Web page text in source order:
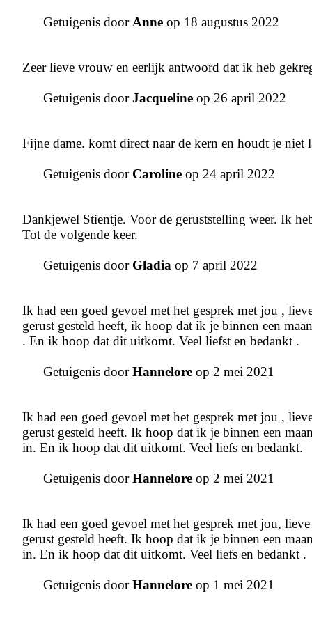
Getuigenis doorAnne op 18 augustus 2022
Zeer lieve vrouw en eerlijk antwoord dat ik heb
Getuigenis doorJacqueline op 26 april 2022
Fijne dame. komt direct naar de kern en houdt je
Getuigenis door Caroline op 24 april 2022
Dankjewel Stientje. Voor de geruststelling weer. Ik
Tot de volgende keer.
Getuigenis door Gladia op 7 april 2022
Ik had een goed gevoel met het gesprek met jou ,
gerust gesteld heeft, ik hoop dat ik je binnen een
. En ik hoop dat dit uitkomt. Veel liefst en bedankt .
Getuigenis doorHannelore op 2 mei 2021
Ik had een goed gevoel met het gesprek met jou ,
gerust gesteld heeft. Ik hoop dat ik je binnen een
in. En ik hoop dat dit uitkomt. Veel liefs en bedankt.
Getuigenis doorHannelore op 2 mei 2021
Ik had een goed gevoel met het gesprek met jou,
gerust gesteld heeft. Ik hoop dat ik je binnen een
in. En ik hoop dat dit uitkomt. Veel liefs en bedankt .
Getuigenis doorHannelore op 1 mei 2021